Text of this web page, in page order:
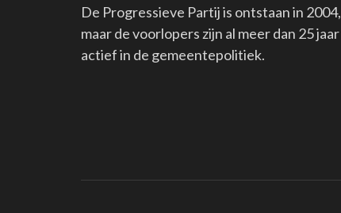
De Progressieve Partij is ontstaan in 2004,
maar de voorlopers zijn al meer dan 25 jaar
actief in de gemeentepolitiek.